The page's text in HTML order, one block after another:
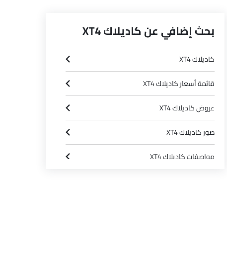
بحث إضافي عن كاديلاك XT4
كاديلاك XT4
قائمة أسعار كاديلاك XT4
عروض كاديلاك XT4
صور كاديلاك XT4
مواصفات كاديلاك XT4